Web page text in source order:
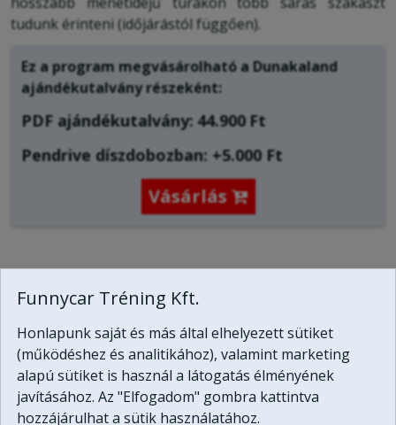
tudunk érinteni (időjárástól függően).
Ez a program megvásárolható aDunakaland
ajándékutalványrészeként:
PDF ajándékutalvány: 44.900 Ft
Pendrive díszdobozban: +5.000 Ft
Vásárlás 
Vendégeinket partnerszállodánkban fogadjuk, majd
rövid elméleti bevezető után, elindulunk a túrára. Rövid
közúti rész után (kb.1 perc) elhagyjuk az épített utat,
hogy kezdetét vegye a nagy kaland!
A túra első felében könnyebb, de megkapó szépségű
Funnycar Tréning Kft.
Honlapunk saját és más által elhelyezett sütiket
(működéshez és analitikához), valamint marketing
alapú sütiket is használ a látogatás élményének
javításához. Az "Elfogadom" gombra kattintva
hozzájárulhat a sütik használatához.